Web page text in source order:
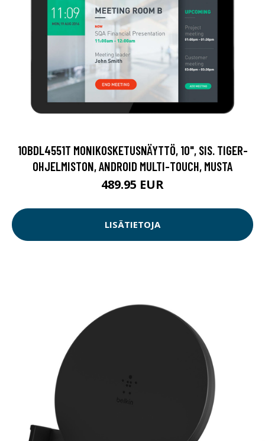
10BDL4551T MONIKOSKETUSNÄYTTÖ, 10", SIS. TIGER-
OHJELMISTON, ANDROID MULTI-TOUCH, MUSTA
489.95 EUR
LISÄTIETOJA